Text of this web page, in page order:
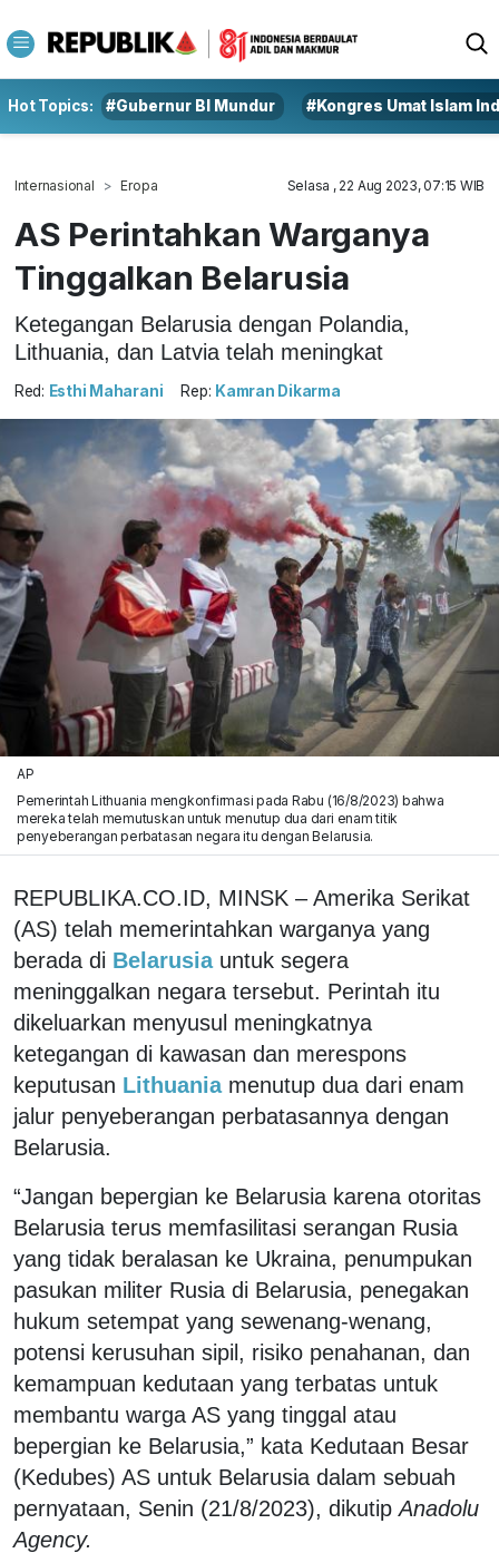
Hot Topics: #Gubernur BI Mundur #Kongres Umat Islam
Internasional Eropa Selasa , 22 Aug 2023, 07:15 WIB
AS Perintahkan Warganya
Tinggalkan Belarusia
Ketegangan Belarusia dengan Polandia,
Lithuania, dan Latvia telah meningkat
Red: Esthi Maharani Rep: Kamran Dikarma
AP
Pemerintah Lithuania mengkonfirmasi pada Rabu (16/8/2023) bahwa
mereka telah memutuskan untuk menutup dua dari enam titik
penyeberangan perbatasan negara itu dengan Belarusia.
REPUBLIKA.CO.ID, MINSK – Amerika Serikat
(AS) telah memerintahkan warganya yang
berada di Belarusia untuk segera
meninggalkan negara tersebut. Perintah itu
dikeluarkan menyusul meningkatnya
ketegangan di kawasan dan merespons
keputusan Lithuania menutup dua dari enam
jalur penyeberangan perbatasannya dengan
Belarusia.
“Jangan bepergian ke Belarusia karena otoritas
Belarusia terus memfasilitasi serangan Rusia
yang tidak beralasan ke Ukraina, penumpukan
pasukan militer Rusia di Belarusia, penegakan
hukum setempat yang sewenang-wenang,
potensi kerusuhan sipil, risiko penahanan, dan
kemampuan kedutaan yang terbatas untuk
membantu warga AS yang tinggal atau
bepergian ke Belarusia,” kata Kedutaan Besar
(Kedubes) AS untuk Belarusia dalam sebuah
pernyataan, Senin (21/8/2023), dikutipAnadolu
Agency.